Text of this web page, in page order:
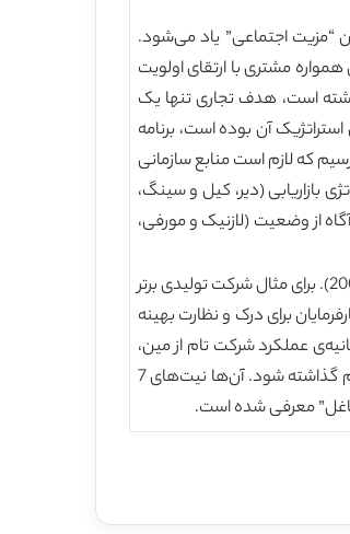
“مزیت اجتماعی” یاد می‌شود.
همواره مشتری با ارتقای اولویت
گذاران بازاریابی ، پیتر دراکر (1954) بر این موضوع تاکید داشته است، هدف تجاری تنها یک
آن بوده است، برنامه
به این نتیجه گیری می‌رسیم که لازم است منابع سازمانی
افزایش شبکه سازی و برون سپاری استراتژی بازاریابی (دیر، کیل و سینگ،
از وضعیت (لازنیک و مورفی،
توجهی عمیق فرایند بازاریابی به ایجاد رفاه تمامی ذی نفعان در فعالیت‌های بسیاری از شرکت‌های موفق منعکس شده است (کلین، لازنیک و مورفی، 2006). برای مثال شرکت تولیدی برتر
برای درک و نظارت بهینه
عملکرد شرکت تام از مین،
شرکتی که محصولات آرایشی کاملاً طبیعی را از سال 1970 به بعد تولید کرده آمده است که افراد و طبیعت دارای ارزش ذاتی هستند و باید به آن‌ها احترام گذاشته شود. آن‌ها نیت‌های 7